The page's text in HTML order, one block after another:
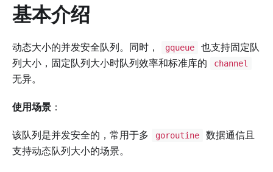
基本介绍
动态大小的并发安全队列。同时， gqueue
也支持固定队
列大小，固定队列大小时队列效率和标准库的
channel
无异。
使用场景 ：
该队列是并发安全的，常用于多 goroutine
数据通信且
支持动态队列大小的场景。